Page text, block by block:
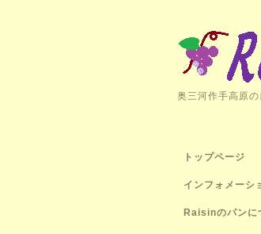
奥三河作手高原
トップページ
インフォメーシ
Raisinのパンに